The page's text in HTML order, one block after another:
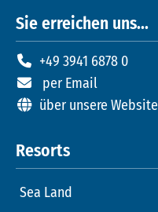
Sie erreichen uns...
+49 3941 6878 0
per Email
über unsere Website
Resorts
Sea Land